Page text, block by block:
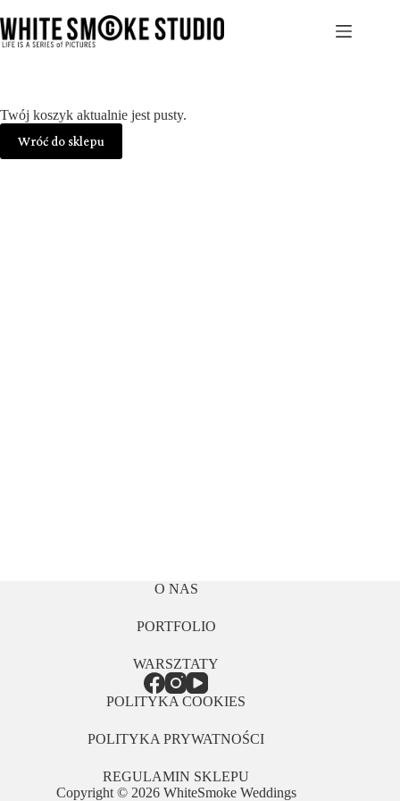
do
treści
Twój koszyk aktualnie jest pusty.
Wróć do sklepu
O NAS
PORTFOLIO
WARSZTATY
POLITYKA COOKIES
POLITYKA PRYWATNOŚCI
REGULAMIN SKLEPU
Copyright © 2026 WhiteSmoke Weddings